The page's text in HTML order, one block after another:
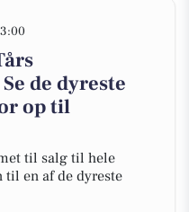
de dyreste
op til
til salg til hele
til en af de dyreste